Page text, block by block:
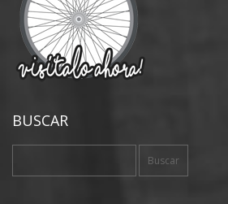
BUSCAR